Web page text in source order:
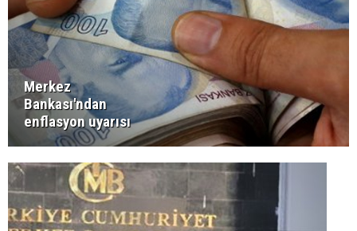
Merkez
Bankası'ndan
enflasyon uyarısı